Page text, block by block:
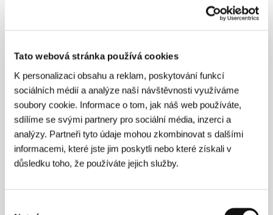
Tato webová stránka používá cookies
K personalizaci obsahu a reklam, poskytování funkcí
sociálních médií a analýze naší návštěvnosti využíváme
soubory cookie. Informace o tom, jak náš web používáte,
sdílíme se svými partnery pro sociální média, inzerci a
analýzy. Partneři tyto údaje mohou zkombinovat s dalšími
informacemi, které jste jim poskytli nebo které získali v
důsledku toho, že používáte jejich služby.
Režie: Fanny Ardant / Francie, Portugalsko, 2013, 97 min
V tichu
(V tichu)
Režie: Zdeněk Jiráský / Slovenská republika, Česká
republika, 2014, 84 min